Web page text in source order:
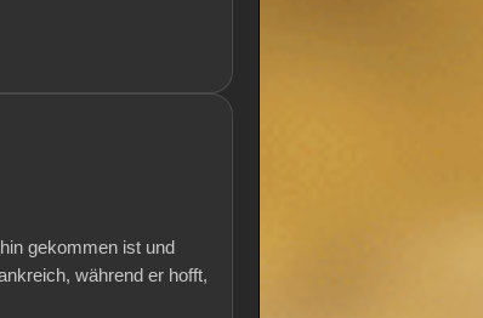
gekommen ist und
während er hofft,